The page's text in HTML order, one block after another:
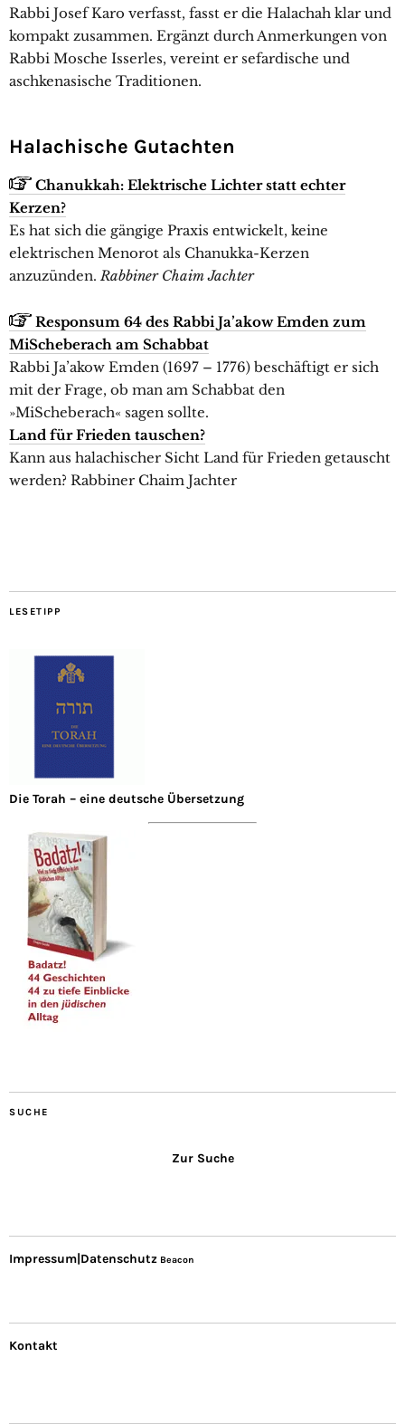
Rabbi Josef Karo verfasst, fasst er die Halachah klar und
kompakt zusammen. Ergänzt durch Anmerkungen von
Rabbi Mosche Isserles, vereint er sefardische und
aschkenasische Traditionen.
Halachische Gutachten
Chanukkah: Elektrische Lichter statt echter
Kerzen?
Es hat sich die gängige Praxis entwickelt, keine
elektrischen Menorot als Chanukka-Kerzen
anzuzünden. Rabbiner Chaim Jachter
Responsum 64 des Rabbi Ja’akow Emden zum
MiScheberach am Schabbat
Rabbi Ja’akow Emden (1697 – 1776) beschäftigt er sich
mit der Frage, ob man am Schabbat den
»MiScheberach« sagen sollte.
Land für Frieden tauschen?
Kann aus halachischer Sicht Land für Frieden getauscht
werden? Rabbiner Chaim Jachter
LESETIPP
Die Torah – eine deutsche Übersetzung
SUCHE
Zur Suche
Impressum|Datenschutz Beacon
Kontakt